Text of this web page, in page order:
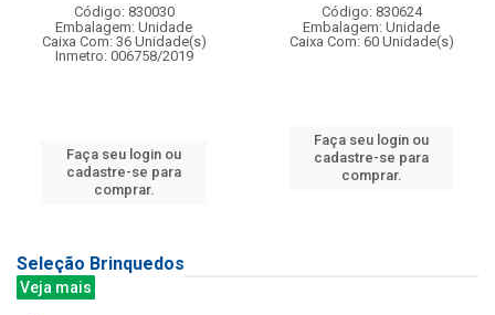
Código: 830030
Embalagem: Unidade
Caixa Com: 36 Unidade(s)
Inmetro: 006758/2019
Faça seu login ou
cadastre-se para
comprar.
Código: 830624
Embalagem: Unidade
Caixa Com: 60 Unidade(s)
Faça seu login ou
cadastre-se para
comprar.
Seleção Brinquedos
Veja mais